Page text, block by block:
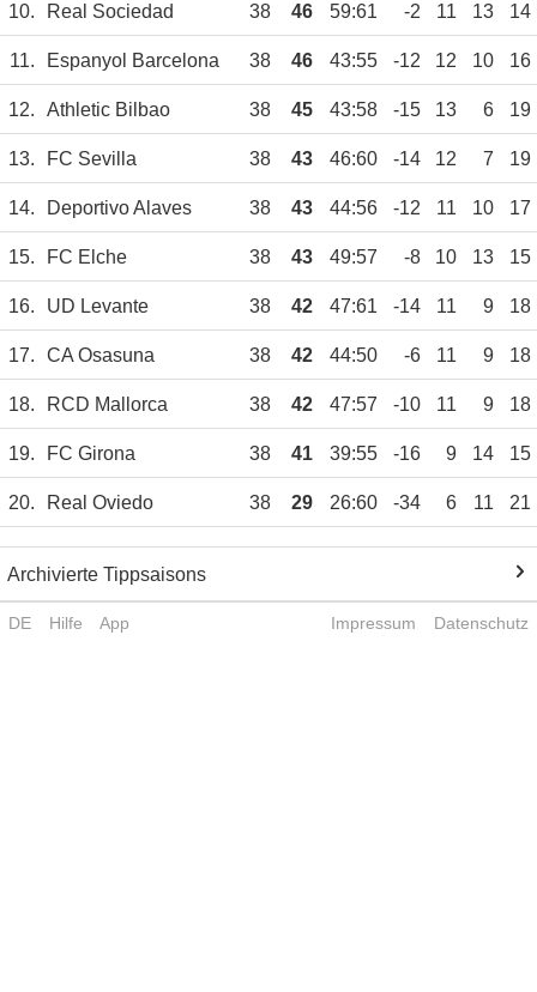
10. Real Sociedad 38 46 59:61 -2 11 13 14
11. Espanyol Barcelona 38 46 43:55 -12 12 10 16
12. Athletic Bilbao 38 45 43:58 -15 13 6 19
13. FC Sevilla 38 43 46:60 -14 12 7 19
14. Deportivo Alaves 38 43 44:56 -12 11 10 17
15. FC Elche 38 43 49:57 -8 10 13 15
16. UD Levante 38 42 47:61 -14 11 9 18
17. CA Osasuna 38 42 44:50 -6 11 9 18
18. RCD Mallorca 38 42 47:57 -10 11 9 18
19. FC Girona 38 41 39:55 -16 9 14 15
20. Real Oviedo 38 29 26:60 -34 6 11 21
Archivierte Tippsaisons
DE Hilfe App Impressum Datenschutz